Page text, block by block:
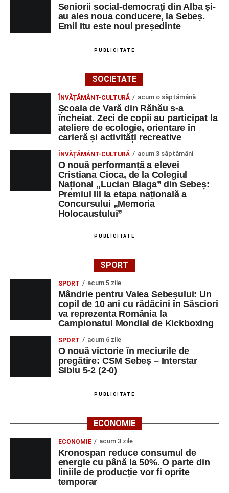
Seniorii social-democrați din Alba și-
au ales noua conducere, la Sebeș.
Emil Itu este noul președinte
PUBLICITATE
SOCIETATE
ÎNVĂȚĂMÂNT-CULTURĂ acum o săptămână
Școala de Vară din Răhău s-a
încheiat. Zeci de copii au participat la
ateliere de ecologie, orientare în
carieră și activități recreative
ÎNVĂȚĂMÂNT-CULTURĂ acum 3 săptămâni
O nouă performanță a elevei
Cristiana Cioca, de la Colegiul
Național „Lucian Blaga” din Sebeș:
Premiul III la etapa națională a
Concursului „Memoria
Holocaustului”
PUBLICITATE
SPORT
SPORT acum 5 zile
Mândrie pentru Valea Sebeșului: Un
copil de 10 ani cu rădăcini în Săsciori
va reprezenta România la
Campionatul Mondial de Kickboxing
SPORT acum 6 zile
O nouă victorie în meciurile de
pregătire: CSM Sebeș – Interstar
Sibiu 5-2 (2-0)
PUBLICITATE
ECONOMIE
ECONOMIE acum 3 zile
Kronospan reduce consumul de
energie cu până la 50%. O parte din
liniile de producție vor fi oprite
temporar